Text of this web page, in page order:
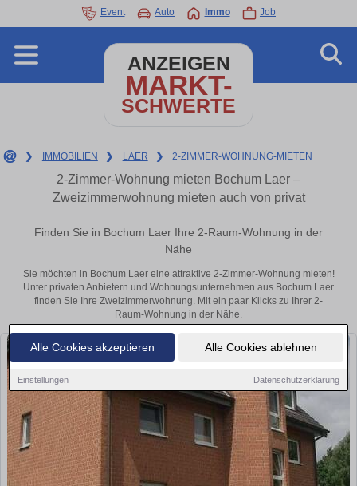
Alle Cookies akzeptieren Alle Cookies ablehnen
Einstellungen Datenschutzerklärung
Event Auto Immo Job
ANZEIGEN
MARKT-
SCHWERTE
❯ IMMOBILIEN ❯ LAER ❯ 2-ZIMMER-WOHNUNG-MIETEN
2-Zimmer-Wohnung mieten Bochum Laer –
Zweizimmerwohnung mieten auch von privat
Finden Sie in Bochum Laer Ihre 2-Raum-Wohnung in der
Nähe
Sie möchten in Bochum Laer eine attraktive 2-Zimmer-Wohnung mieten!
Unter privaten Anbietern und Wohnungsunternehmen aus Bochum Laer
finden Sie Ihre Zweizimmerwohnung. Mit ein paar Klicks zu Ihrer 2-
Raum-Wohnung in der Nähe.